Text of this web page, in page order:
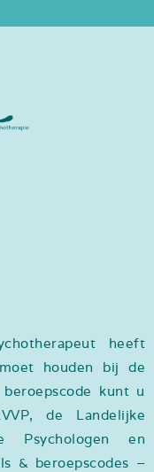
heeft
houden bij de
kunt u
de Landelijke
Psychologen en
& beroepscodes –